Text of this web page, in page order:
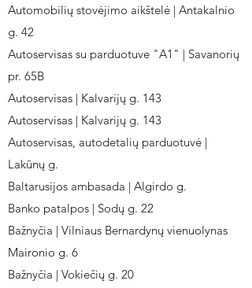
Automobilių stovėjimo aikštelė | Antakalnio
g. 42
Autoservisas su parduotuve "A1" | Savanorių
pr. 65B
Autoservisas | Kalvarijų g. 143
Autoservisas | Kalvarijų g. 143
Autoservisas, autodetalių parduotuvė |
Lakūnų g.
Baltarusijos ambasada | Algirdo g.
Banko patalpos | Sodų g. 22
Bažnyčia | Vilniaus Bernardynų vienuolynas
Maironio g. 6
Bažnyčia | Vokiečių g. 20